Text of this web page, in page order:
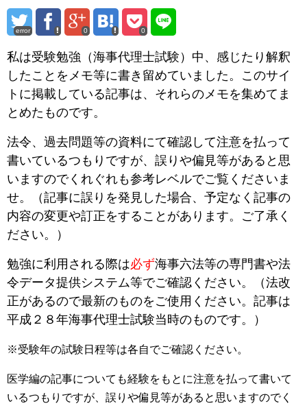
error 0 0
私は受験勉強 （海事代理士試験）中、 感じたり解釈
したことをメモ等に書き留めていました。このサイ
トに掲載している記事は、それらのメモを集めてま
とめたものです。
法令、過去問題等の資料にて確認して注意を払って
書いているつもりですが、誤りや偏見等があると思
いますのでくれぐれも参考レベルでご覧くださいま
せ。（記事に誤りを発見した場合、予定なく記事の
内容の変更や訂正をすることがあります。ご了承く
ださい。）
勉強に利用される際は必ず海事六法等の専門書や法
令データ提供システム等でご確認ください。（法改
正があるので最新のものをご使用ください。記事は
平成２８年海事代理士試験当時のものです。）
※受験年の試験日程等は各自でご確認ください。
医学編の記事についても経験をもとに注意を払って書いて
いるつもりですが、誤りや偏見等があると思いますのでく